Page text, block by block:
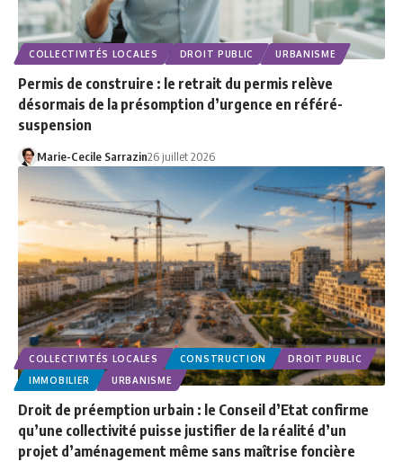
COLLECTIVITÉS LOCALES DROIT PUBLIC URBANISME
Permis de construire : le retrait du permis relève
désormais de la présomption d’urgence en référé-
suspension
Marie-Cecile Sarrazin26 juillet 2026
COLLECTIVITÉS LOCALES CONSTRUCTION
DROIT PUBLIC
IMMOBILIER
URBANISME
Droit de préemption urbain : le Conseil d’Etat confirme
qu’une collectivité puisse justifier de la réalité d’un
projet d’aménagement même sans maîtrise foncière